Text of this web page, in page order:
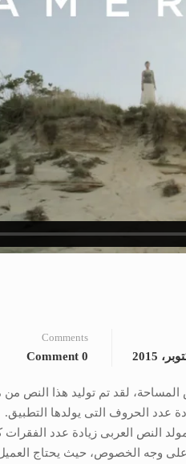
Comments
0 Comment
لقد تم توليد هذا النص من
عدد الحروف التى يولدها التطبيق.
النص العربى زيادة عدد
على وجه الخصوص، حيث يحتاج